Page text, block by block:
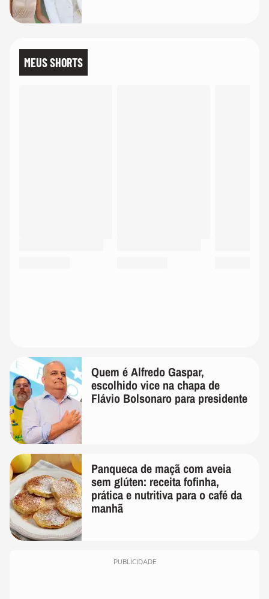
MEUS SHORTS
Quem é Alfredo Gaspar,
escolhido vice na chapa de
Flávio Bolsonaro para presidente
Panqueca de maçã com aveia
sem glúten: receita fofinha,
prática e nutritiva para o café da
manhã
PUBLICIDADE